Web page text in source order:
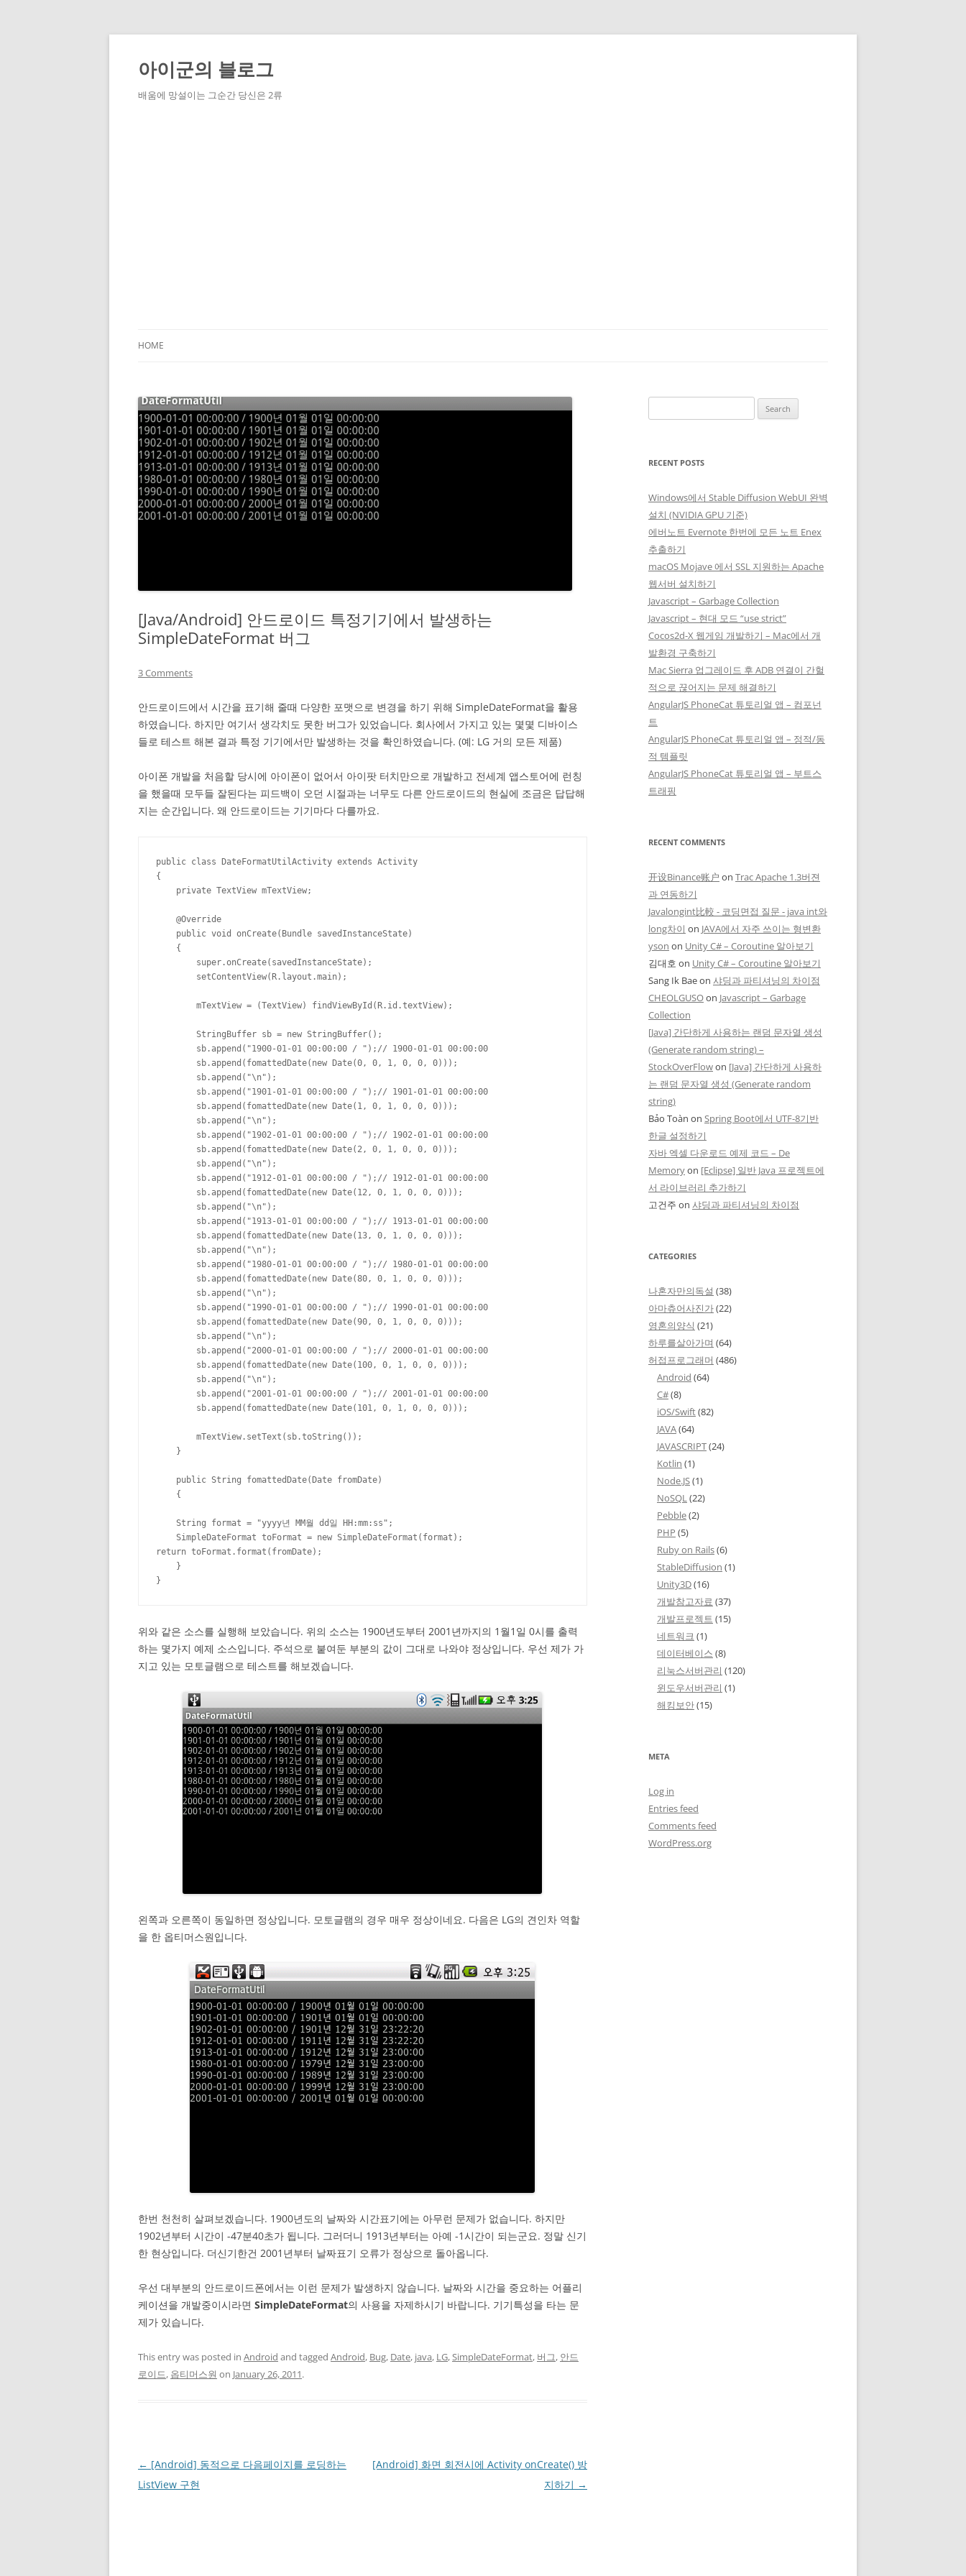
Skip
content
아이군의 블로그
배움에 망설이는 그순간 당신은 2류
HOME
[Java/Android] 안드로이드 특정기기에서 발생하는
SimpleDateFormat 버그
3 Comments
안드로이드에서 시간을 표기해 줄때 다양한 포맷으로 변경을 하기 위해 SimpleDateFormat을 활용
하였습니다. 하지만 여기서 생각치도 못한 버그가 있었습니다. 회사에서 가지고 있는 몇몇 디바이스
들로 테스트 해본 결과 특정 기기에서만 발생하는 것을 확인하였습니다. (예: LG 거의 모든 제품)
아이폰 개발을 처음할 당시에 아이폰이 없어서 아이팟 터치만으로 개발하고 전세계 앱스토어에 런칭
을 했을때 모두들 잘된다는 피드백이 오던 시절과는 너무도 다른 안드로이드의 현실에 조금은 답답해
지는 순간입니다. 왜 안드로이드는 기기마다 다를까요.
public class DateFormatUtilActivity extends Activity
{
    private TextView mTextView;
    @Override
    public void onCreate(Bundle savedInstanceState)
    {
        super.onCreate(savedInstanceState);
        setContentView(R.layout.main);
        mTextView = (TextView) findViewById(R.id.textView);
        StringBuffer sb = new StringBuffer();
        sb.append("1900-01-01 00:00:00 / ");// 1900-01-01 00:00:00
        sb.append(fomattedDate(new Date(0, 0, 1, 0, 0, 0)));
        sb.append("\n");
        sb.append("1901-01-01 00:00:00 / ");// 1901-01-01 00:00:00
        sb.append(fomattedDate(new Date(1, 0, 1, 0, 0, 0)));
        sb.append("\n");
        sb.append("1902-01-01 00:00:00 / ");// 1902-01-01 00:00:00
        sb.append(fomattedDate(new Date(2, 0, 1, 0, 0, 0)));
        sb.append("\n");
        sb.append("1912-01-01 00:00:00 / ");// 1912-01-01 00:00:00
        sb.append(fomattedDate(new Date(12, 0, 1, 0, 0, 0)));
        sb.append("\n");
        sb.append("1913-01-01 00:00:00 / ");// 1913-01-01 00:00:00
        sb.append(fomattedDate(new Date(13, 0, 1, 0, 0, 0)));
        sb.append("\n");
        sb.append("1980-01-01 00:00:00 / ");// 1980-01-01 00:00:00
        sb.append(fomattedDate(new Date(80, 0, 1, 0, 0, 0)));
        sb.append("\n");
        sb.append("1990-01-01 00:00:00 / ");// 1990-01-01 00:00:00
        sb.append(fomattedDate(new Date(90, 0, 1, 0, 0, 0)));
        sb.append("\n");
        sb.append("2000-01-01 00:00:00 / ");// 2000-01-01 00:00:00
        sb.append(fomattedDate(new Date(100, 0, 1, 0, 0, 0)));
        sb.append("\n");
        sb.append("2001-01-01 00:00:00 / ");// 2001-01-01 00:00:00
        sb.append(fomattedDate(new Date(101, 0, 1, 0, 0, 0)));
        mTextView.setText(sb.toString());
    }
    public String fomattedDate(Date fromDate)
    {
    String format = "yyyy년 MM월 dd일 HH:mm:ss";
    SimpleDateFormat toFormat = new SimpleDateFormat(format);
return toFormat.format(fromDate);
    }
}
위와 같은 소스를 실행해 보았습니다. 위의 소스는 1900년도부터 2001년까지의 1월1일 0시를 출력
하는 몇가지 예제 소스입니다. 주석으로 붙여둔 부분의 값이 그대로 나와야 정상입니다. 우선 제가 가
지고 있는 모토글램으로 테스트를 해보겠습니다.
왼쪽과 오른쪽이 동일하면 정상입니다. 모토글램의 경우 매우 정상이네요. 다음은 LG의 견인차 역할
을 한 옵티머스원입니다.
한번 천천히 살펴보겠습니다. 1900년도의 날짜와 시간표기에는 아무런 문제가 없습니다. 하지만
1902년부터 시간이 -47분40초가 됩니다. 그러더니 1913년부터는 아예 -1시간이 되는군요. 정말 신기
한 현상입니다. 더신기한건 2001년부터 날짜표기 오류가 정상으로 돌아옵니다.
우선 대부분의 안드로이드폰에서는 이런 문제가 발생하지 않습니다. 날짜와 시간을 중요하는 어플리
케이션을 개발중이시라면 SimpleDateFormat의 사용을 자제하시기 바랍니다. 기기특성을 타는 문
제가 있습니다.
This entry was posted in Android and tagged Android, Bug, Date, java, LG,SimpleDateFormat, 버그, 안드
로이드, 옵티머스원 on January 26, 2011.
Post
navigation
← [Android] 동적으로 다음페이지를 로딩하는
ListView 구현
[Android] 화면 회전시에 Activity onCreate() 방
지하기 →
for:
RECENT POSTS
Windows에서 Stable Diffusion WebUI 완벽
설치 (NVIDIA GPU 기준)
에버노트 Evernote 한번에 모든 노트 Enex
추출하기
macOS Mojave 에서 SSL 지원하는 Apache
웹서버 설치하기
Javascript – Garbage Collection
Javascript – 현대 모드 “use strict”
Cocos2d-X 웹게임 개발하기 – Mac에서 개
발환경 구축하기
Mac Sierra 업그레이드 후 ADB 연결이 간헐
적으로 끊어지는 문제 해결하기
AngularJS PhoneCat 튜토리얼 앱 – 컴포넌
트
AngularJS PhoneCat 튜토리얼 앱 – 정적/동
적 템플릿
AngularJS PhoneCat 튜토리얼 앱 – 부트스
트래핑
RECENT COMMENTS
开设Binance账户 on Trac Apache 1.3버젼
과 연동하기
Javalongint比較 - 코딩면접 질문 - java int와
long차이 on JAVA에서 자주 쓰이는 형변환
yson on Unity C# – Coroutine 알아보기
김대호 on Unity C# – Coroutine 알아보기
Sang Ik Baeon 샤딩과 파티셔닝의 차이점
CHEOLGUSOon Javascript – Garbage
Collection
[Java] 간단하게 사용하는 랜덤 문자열 생성
(Generate random string) –
StockOverFlowon [Java] 간단하게 사용하
는 랜덤 문자열 생성 (Generate random
string)
Bảo Toàn on Spring Boot에서 UTF-8기반
한글 설정하기
자바 엑셀 다운로드 예제 코드 – De
Memoryon [Eclipse] 일반 Java 프로젝트에
서 라이브러리 추가하기
고건주 on 샤딩과 파티셔닝의 차이점
CATEGORIES
나혼자만의독설 (38)
아마츄어사진가(22)
영혼의양식 (21)
하루를살아가며 (64)
허접프로그래머 (486)
Android (64)
C#(8)
iOS/Swift(82)
JAVA(64)
JAVASCRIPT(24)
Kotlin (1)
Node.JS(1)
NoSQL(22)
Pebble(2)
PHP (5)
Ruby on Rails(6)
StableDiffusion (1)
Unity3D(16)
개발참고자료 (37)
개발프로젝트 (15)
네트워크 (1)
데이터베이스 (8)
리눅스서버관리 (120)
윈도우서버관리 (1)
해킹보안(15)
META
Log in
Entries feed
Comments feed
WordPress.org